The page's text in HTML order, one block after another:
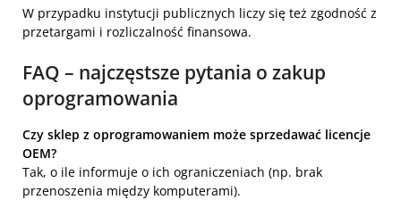
W przypadku instytucji publicznych liczy się też zgodność z
przetargami i rozliczalność finansowa.
FAQ – najczęstsze pytania o zakup
oprogramowania
Czy sklep z oprogramowaniem może sprzedawać licencje
OEM?
Tak, o ile informuje o ich ograniczeniach (np. brak
przenoszenia między komputerami).